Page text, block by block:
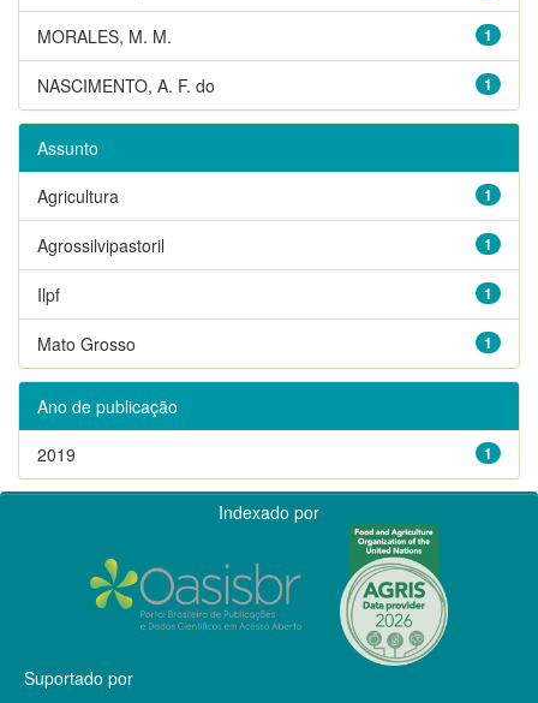
1
MORALES, M. M.
1
NASCIMENTO, A. F. do
Assunto
1
Agricultura
1
Agrossilvipastoril
1
Ilpf
1
Mato Grosso
Ano de publicação
1
2019
Indexado por
Suportado por